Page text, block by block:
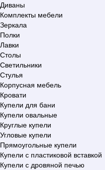
Диваны
Комплекты мебели
Зеркала
Полки
Лавки
Столы
Светильники
Стулья
Корпусная мебель
Кровати
Купели для бани
Купели овальные
Круглые купели
Угловые купели
Прямоугольные купели
Купели с пластиковой вставкой
Купели с дровяной печью